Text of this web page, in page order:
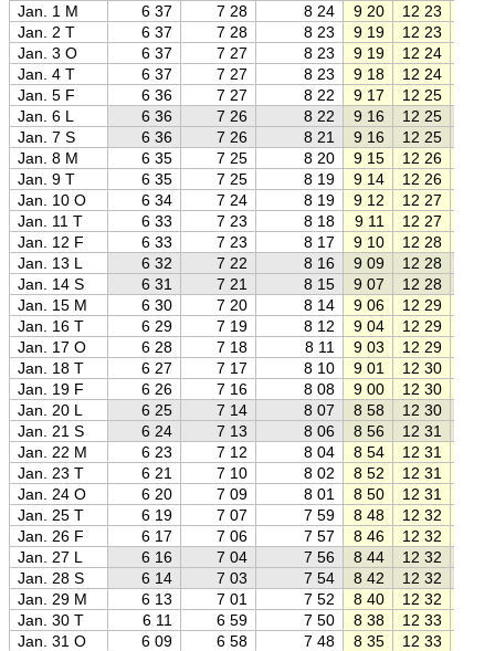
Jan. 1 M 6 37 7 28 8 24 9 20 12 23
Jan. 2 T
6 37 7 28 8 23 9 19 12 23
Jan. 3 O
6 37 7 27 8 23 9 19 12 24
Jan. 4 T
6 37 7 27 8 23 9 18 12 24
Jan. 5 F
6 36 7 27 8 22 9 17 12 25
Jan. 6 L
6 36 7 26 8 22 9 16 12 25
Jan. 7 S
6 36 7 26 8 21 9 16 12 25
Jan. 8 M
6 35 7 25 8 20 9 15 12 26
Jan. 9 T
6 35 7 25 8 19 9 14 12 26
Jan. 10 O
6 34 7 24 8 19 9 12 12 27
Jan. 11 T
6 33 7 23 8 18 9 11 12 27
Jan. 12 F
6 33 7 23 8 17 9 10 12 28
Jan. 13 L
6 32 7 22 8 16 9 09 12 28
Jan. 14 S
6 31 7 21 8 15 9 07 12 28
Jan. 15 M
6 30 7 20 8 14 9 06 12 29
Jan. 16 T
6 29 7 19 8 12 9 04 12 29
Jan. 17 O
6 28 7 18 8 11 9 03 12 29
Jan. 18 T
6 27 7 17 8 10 9 01 12 30
Jan. 19 F
6 26 7 16 8 08 9 00 12 30
Jan. 20 L
6 25 7 14 8 07 8 58 12 30
Jan. 21 S
6 24 7 13 8 06 8 56 12 31
Jan. 22 M
6 23 7 12 8 04 8 54 12 31
Jan. 23 T
6 21 7 10 8 02 8 52 12 31
Jan. 24 O
6 20 7 09 8 01 8 50 12 31
Jan. 25 T
6 19 7 07 7 59 8 48 12 32
Jan. 26 F
6 17 7 06 7 57 8 46 12 32
Jan. 27 L
6 16 7 04 7 56 8 44 12 32
Jan. 28 S
6 14 7 03 7 54 8 42 12 32
Jan. 29 M
6 13 7 01 7 52 8 40 12 32
Jan. 30 T
6 11 6 59 7 50 8 38 12 33
Jan. 31 O
6 09 6 58 7 48 8 35 12 33